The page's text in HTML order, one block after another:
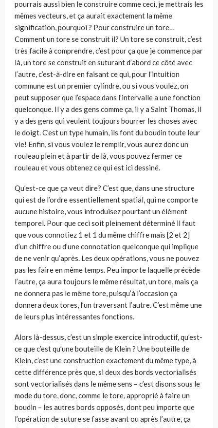
pourrais aussi bien le construire comme ceci, je mettrais les
mêmes vecteurs, et ça aurait exactement la même
significa­tion, pourquoi ? Pour construire un tore…
Comment un tore se construit il? Un tore se construit, c’est
très facile à comprendre, c’est pour ça que je com­mence par
là, un tore se construit en suturant d’abord ce côté avec
l’autre, c’est-à-dire en faisant ce qui, pour l’in­tuition
commune est un premier cylindre, ou si vous voulez, on
peut supposer que l’espace dans l’intervalle a une fonction
quelconque. Il y a des gens comme ça, il y a Saint Thomas, il
y a des gens qui veulent toujours bourrer les choses avec
le doigt. C’est un type humain, ils font du boudin toute leur
vie! Enfin, si vous voulez le remplir, vous aurez donc un
rouleau plein et à partir de là, vous pouvez fermer ce
rouleau et vous obtenez ce qui est ici dessiné.
Qu’est-ce que ça veut dire? C’est que, dans une structure
qui est de l’ordre essentiellement spatial, qui ne comporte
aucune histoire, vous introduisez pourtant un élément
temporel. Pour que ceci soit pleinement déterminé il faut
que vous connotiez 1 et 1 du même chiffre mais [2 et 2]
d’un chiffre ou d’une connotation quelconque qui implique
de ne venir qu’après. Les deux opéra­tions, vous ne pouvez
pas les faire en même temps. Peu importe laquelle précè­de
l’autre, ça aura toujours le même résultat, un tore, mais ça
ne donnera pas le même tore, puisqu’à l’occasion ça
donnera deux tores, l’un traversant l’autre. C’est même une
de leurs plus intéressantes fonctions.
Alors là-dessus, c’est un simple exercice introductif, qu’est-
ce que c’est qu’une bouteille de Klein ? Une bouteille de
Klein, c’est une construction exactement du même type, à
cette différence près que, si deux des bords vec­torialisés
sont vectorialisés dans le même sens – c’est disons sous le
mode du tore, donc, comme le tore, approprié à faire un
boudin – les autres bords opposés, dont peu importe que
l’opération de suture se fasse avant ou après l’autre, ça